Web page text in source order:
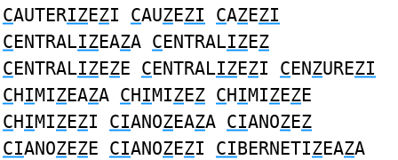
CAUTERIZEZI CAUZEZI CAZEZI
CENTRALIZEAZA CENTRALIZEZ
CENTRALIZEZE CENTRALIZEZI CENZUREZI
CHIMIZEAZA CHIMIZEZ CHIMIZEZE
CHIMIZEZI CIANOZEAZA CIANOZEZ
CIANOZEZE CIANOZEZI CIBERNETIZEAZA